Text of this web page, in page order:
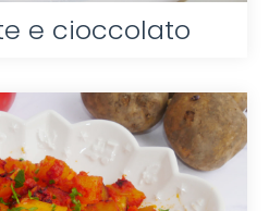
e cioccolato